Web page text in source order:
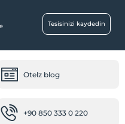
Tesisinizi kaydedin
Otelz blog
+90 850 333 0 220